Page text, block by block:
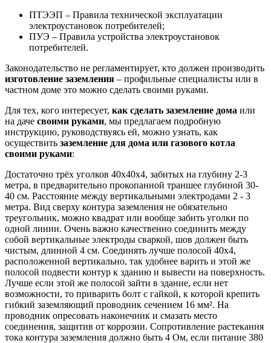
ПТЭЭП – Правила технической эксплуатации
электроустановок потребителей;
ПУЭ – Правила устройства электроустановок
потребителей.
Законодательство не регламентирует, кто должен производить
изготовление заземления – профильные специалисты или в
частном доме это можно сделать своими руками.
Для тех, кого интересует, как сделать заземление дома или
на даче своими руками, мы предлагаем подробную
инструкцию, руководствуясь ей, можно узнать, как
осуществить заземление для дома или газового котла
своими руками:
Достаточно трёх уголков 40х40х4, забитых на глубину 2-3
метра, в предварительно прокопанной траншее глубиной 30-
40 см. Расстояние между вертикальными электродами 2 - 3
метра. Вид сверху контура заземления не обязательно
треугольник, можно квадрат или вообще забить уголки по
одной линии. Очень важно качественно соединить между
собой вертикальные электроды сваркой, шов должен быть
чистым, длинной 4 см. Соединять лучше полосой 40х4,
расположенной вертикально, так удобнее варить и этой же
полосой подвести контур к зданию и вывести на поверхность.
Лучше если этой же полосой зайти в здание, если нет
возможности, то приварить болт с гайкой, к которой крепить
гибкий заземляющий проводник сечением 16 мм². На
проводник опреcовать наконечник и смазать место
соединения, защитив от коррозии. Сопротивление растекания
тока контура заземления должно быть 4 Ом, если питание 380